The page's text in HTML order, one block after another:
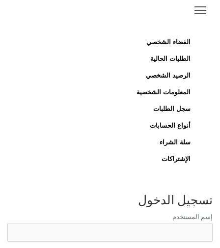
الفضاء الشخصي
الطلبات الحالية
الرصيد الشخصي
المعلومات الشخصية
سجل الطلبات
أنواع الحسابات
سلة الشراء
الإشتراكات
تسجيل الدخول
إسم المستخدم